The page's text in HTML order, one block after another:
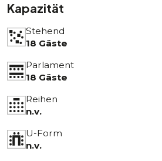
Kapazität
Stehend
18 Gäste
Parlament
18 Gäste
Reihen
n.v.
U-Form
n.v.